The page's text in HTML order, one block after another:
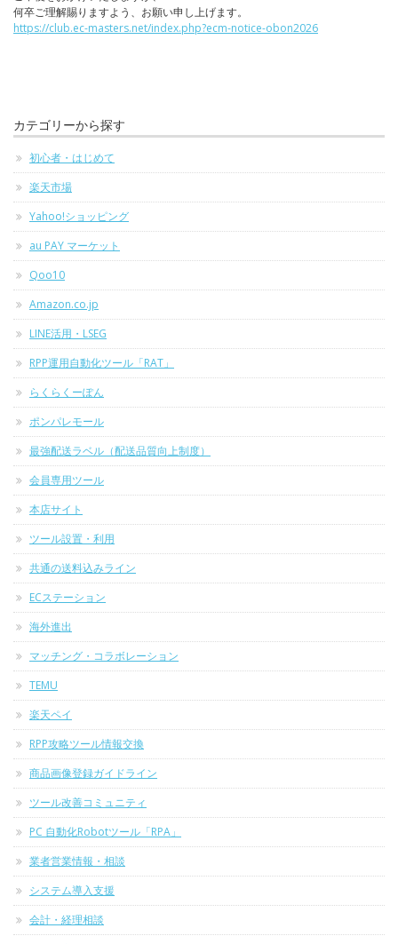
何卒ご理解賜りますよう、お願い申し上げます。
https://club.ec-masters.net/index.php?ecm-notice-obon2026
カテゴリーから探す
初心者・はじめて
楽天市場
Yahoo!ショッピング
au PAY マーケット
Qoo10
Amazon.co.jp
LINE活用・LSEG
RPP運用自動化ツール「RAT」
らくらくーぽん
ポンパレモール
最強配送ラベル（配送品質向上制度）
会員専用ツール
本店サイト
ツール設置・利用
共通の送料込みライン
ECステーション
海外進出
マッチング・コラボレーション
TEMU
楽天ペイ
RPP攻略ツール情報交換
商品画像登録ガイドライン
ツール改善コミュニティ
PC 自動化Robotツール「RPA」
業者営業情報・相談
システム導入支援
会計・経理相談